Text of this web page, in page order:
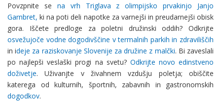
Povzpnite se na vrh Triglava z olimpijsko prvakinjo Janjo
Garnbret, ki na poti deli napotke za varnejši in preudarnejši obisk
gora. Iščete predloge za poletni družinski oddih? Odkrijte
osvežujoče vodne dogodivščine v termalnih parkih in zdraviliščih
in ideje za raziskovanje Slovenije za družine z malčki. Bi zaveslali
po najlepši veslaški progi na svetu? Odkrijte novo edinstveno
doživetje. Uživanjte v živahnem vzdušju poletja; obiščite
katerega od kulturnih, športnih, zabavnih in gastronomskih
dogodkov.